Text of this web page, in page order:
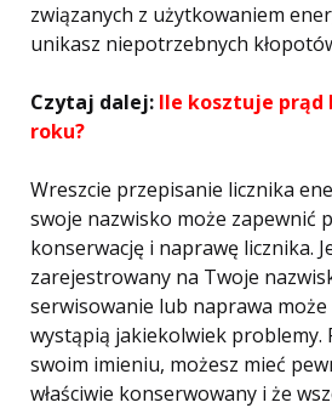
związanych z użytkowaniem
unikasz niepotrzebnych
Czytaj dalej: Ile kosztuje prąd
roku?
Wreszcie przepisanie licznika
swoje nazwisko może zapewnić
konserwację i naprawę licznika.
zarejestrowany na Twoje
serwisowanie lub naprawa
wystąpią jakiekolwiek problemy.
swoim imieniu, możesz mieć
właściwie konserwowany i że